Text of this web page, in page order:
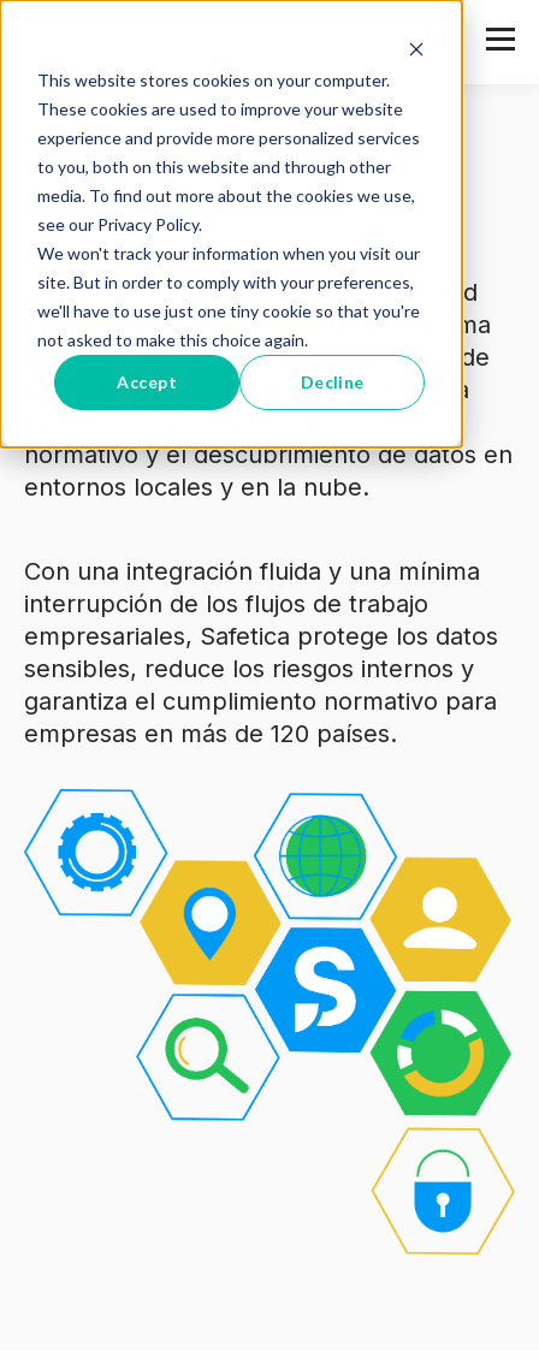
This website stores cookies on your computer.
These cookies are used to improve your website
experience and provide more personalized services
to you, both on this website and through other
media. To find out more about the cookies we use,
see our Privacy Policy.
We won't track your information when you visit our
site. But in order to comply with your preferences,
we'll have to use just one tiny cookie so that you're
not asked to make this choice again.
Accept Decline
Sobre Safetica
Safetica es un líder global en Seguridad
Inteligente de Datos. Nuestra plataforma
impulsada por IA unifica la protección de
datos, la gestión de riesgos internos, la
normativo y el descubrimiento de datos en
entornos locales y en la nube.
Con una integración fluida y una mínima
interrupción de los flujos de trabajo
empresariales, Safetica protege los datos
sensibles, reduce los riesgos internos y
garantiza el cumplimiento normativo para
empresas en más de 120 países.